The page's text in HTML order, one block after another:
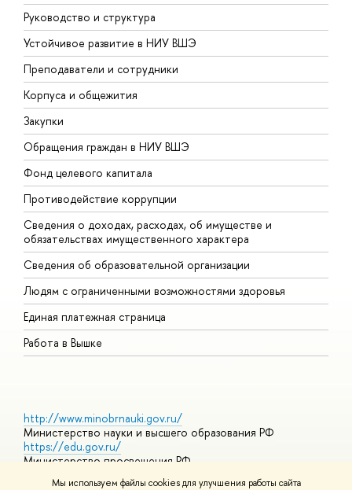
Мы используем файлы cookies для улучшения работы сайта
Руководство и структура
Устойчивое развитие в НИУ ВШЭ
Преподаватели и сотрудники
Корпуса и общежития
Закупки
Обращения граждан в НИУ ВШЭ
Фонд целевого капитала
Противодействие коррупции
Сведения о доходах, расходах, об имуществе и
обязательствах имущественного характера
Сведения об образовательной организации
Людям с ограниченными возможностями здоровья
Единая платежная страница
Работа в Вышке
http://www.minobrnauki.gov.ru/
Министерство науки и высшего образования РФ
https://edu.gov.ru/
Министерство просвещения РФ
https://elearning.hse.ru/mooc